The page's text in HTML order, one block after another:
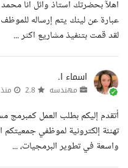
اهلآ بحضرتك استاذ وائل انا
عبارة عن لينك يتم إرساله
لقد قمت بتنفيذ مشاريع اكثر ...
اسماء ا.
مهندسه
أتقدم إليكم بطلب العمل كمبرمج
تهنئة إلكترونية لموظفي جمعيتكم
واسعة في تطوير البرمجيات، ...